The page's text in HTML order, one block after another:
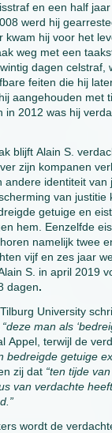
en een half
werd hij
kwam hij voor het
weg met een
dagen celstraf,
feiten die hij
aangehouden met
in 2012 was hij
blijft Alain S.
zijn kompanen
andere identiteit van
van justitie
getuige en
hem. Eenzelfde
namelijk twee
vijf en zes jaar
S. in april 2019
dagen.
University
“deze man als
Appel, terwijl de
bedreigde getuige
zij dat “ten tijde
van verdachte
wordt de